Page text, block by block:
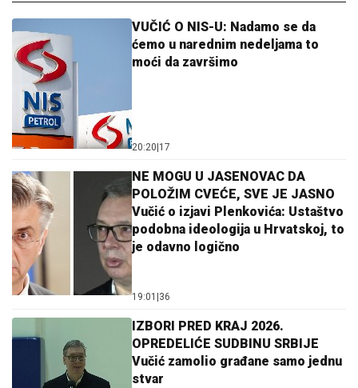
VUČIĆ O NIS-U: Nadamo se da
ćemo u narednim nedeljama to
moći da završimo
20:20 17
NE MOGU U JASENOVAC DA
POLOŽIM CVEĆE, SVE JE JASNO
Vučić o izjavi Plenkovića: Ustaštvo
podobna ideologija u Hrvatskoj, to
je odavno logično
19:01 36
IZBORI PRED KRAJ 2026.
OPREDELIĆE SUDBINU SRBIJE
Vučić zamolio građane samo jednu
stvar